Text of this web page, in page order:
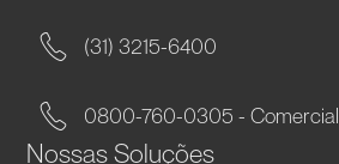
(31) 3215-6400
0800-760-0305 - Comercial
Nossas Soluções